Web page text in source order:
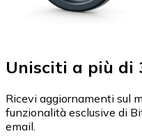
Unisciti a più di
Ricevi aggiornamenti sul
funzionalità esclusive di
email.